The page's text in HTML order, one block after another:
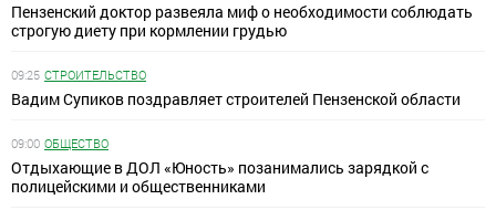
Пензенский доктор развеяла миф о необходимости соблюдать
строгую диету при кормлении грудью
09:25 СТРОИТЕЛЬСТВО
Вадим Супиков поздравляет строителей Пензенской области
09:00 ОБЩЕСТВО
Отдыхающие в ДОЛ «Юность» позанимались зарядкой с
полицейскими и общественниками